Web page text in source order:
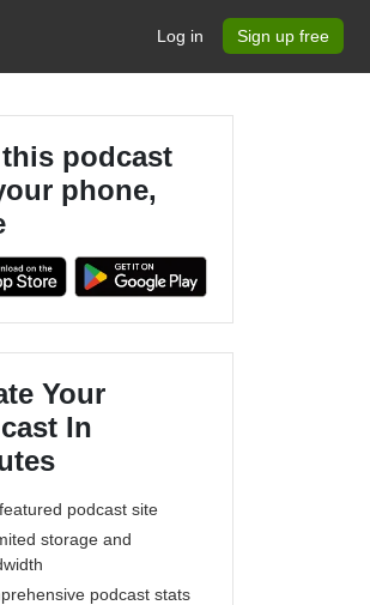
Log in Sign up free
podcast
phone,
Your
In
podcast site
storage and
podcast stats